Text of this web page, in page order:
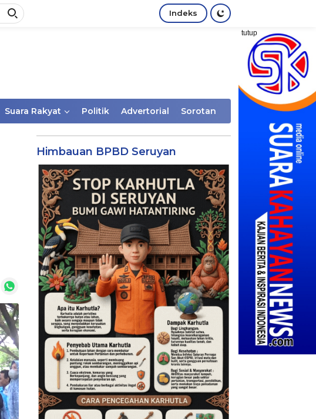
Indeks
tutup
Suara Rakyat Politik Advertorial Sorotan
Himbauan BPBD Seruyan